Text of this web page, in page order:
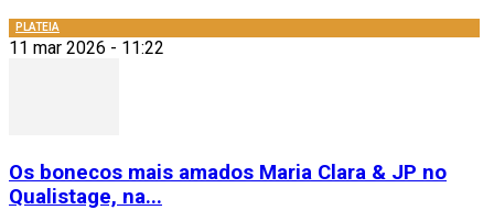
PLATEIA
11 mar 2026 - 11:22
Os bonecos mais amados Maria Clara & JP no
Qualistage, na...